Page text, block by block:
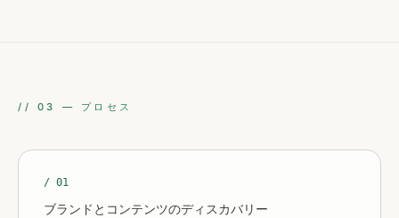
// 03 — プロセス
/ 01
ブランドとコンテンツのディスカバリー